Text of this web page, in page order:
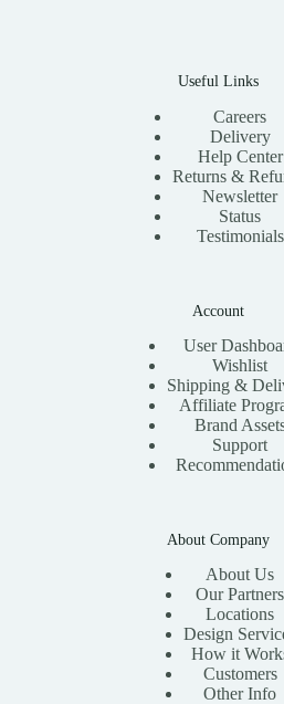
Useful Links
Careers
Delivery
Help Center
Returns &
Newsletter
Status
Testimonials
Account
User
Wishlist
Shipping &
Affiliate
Brand
Support
About Company
About Us
Our Partners
Locations
Design
How it
Customers
Other Info